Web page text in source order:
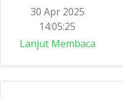
30 Apr 2025
14:05:25
Lanjut Membaca